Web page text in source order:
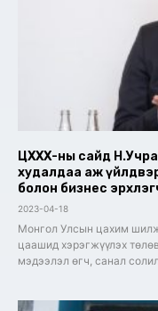
ЦХХХ-ны сайд
худалдаа аж
болон бизнес
2023-04-18
Монгол Улсын цахим
цаашид хэрэгжүүлэх
мэдээлэл өгч, санал